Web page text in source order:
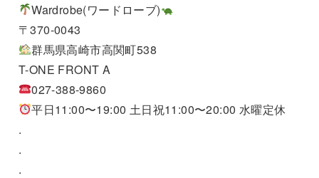
Wardrobe(ワードローブ)
〒370-0043
群馬県高崎市高関町538
T-ONE FRONT A
027-388-9860
平日11:00〜19:00 土日祝11:00〜20:00 水曜定休
.
.
.